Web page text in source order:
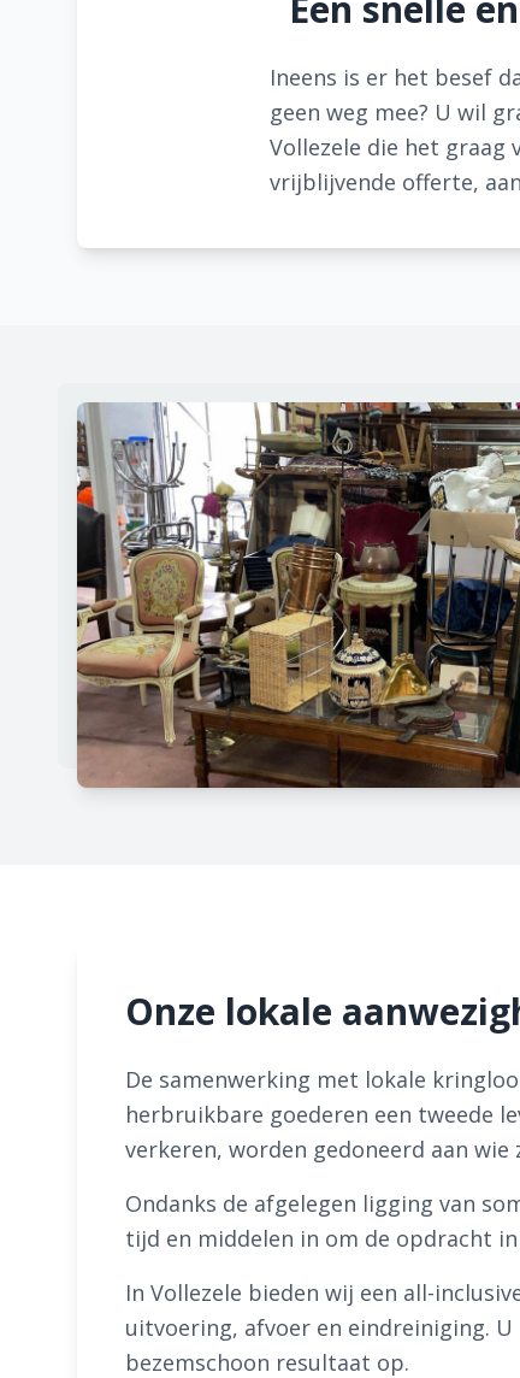
Ineens is er het besef
geen weg mee? U wil
Vollezele die het graag
vrijblijvende offerte,
Onze lokale
De samenwerking met lokale
herbruikbare goederen een tweede
verkeren, worden gedoneerd aan wie
Ondanks de afgelegen ligging van
tijd en middelen in om de opdracht
In Vollezele bieden wij een all-
uitvoering, afvoer en eindreiniging.
bezemschoon resultaat op.